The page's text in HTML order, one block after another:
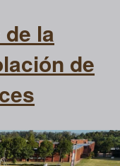
la
de